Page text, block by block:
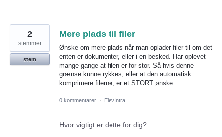
Mere plads til filer
Ønske om mere plads når man oplader filer til om det
enten er dokumenter, eller i en besked. Har oplevet
mange gange at filen er for stor. Så hvis denne
grænse kunne rykkes, eller at den automatisk
komprimere filerne, er et STORT ønske.
2
stemmer
stem
0 kommentarer · ElevIntra
Hvor vigtigt er dette for dig?